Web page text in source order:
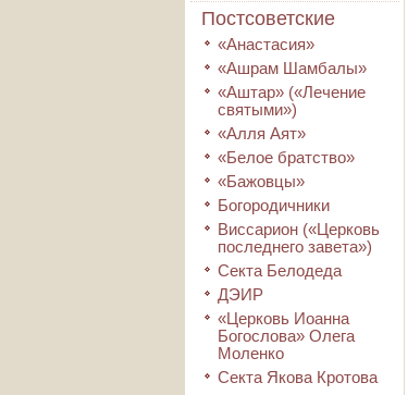
Постсоветские
«Анастасия»
«Ашрам Шамбалы»
«Аштар» («Лечение
святыми»)
«Алля Аят»
«Белое братство»
«Бажовцы»
Богородичники
Виссарион («Церковь
последнего завета»)
Секта Белодеда
ДЭИР
«Церковь Иоанна
Богослова» Олега
Моленко
Секта Якова Кротова